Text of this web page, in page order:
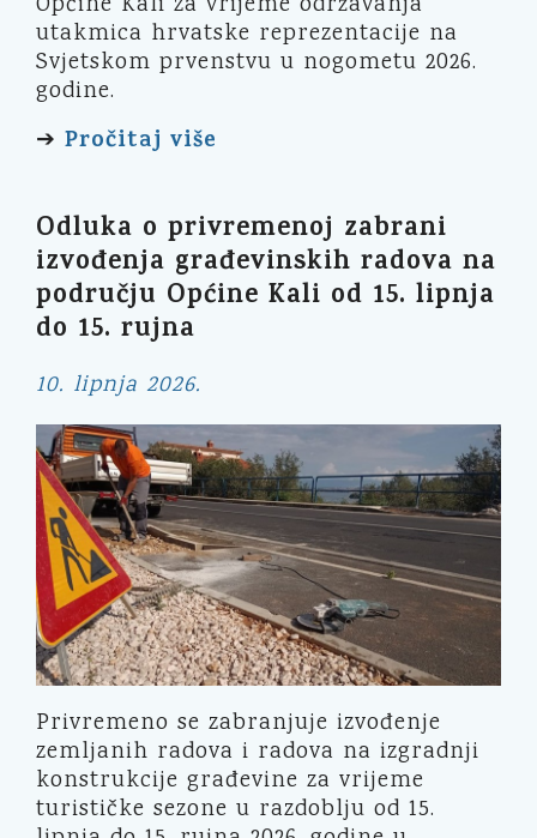
utakmica hrvatske reprezentacije na
Svjetskom prvenstvu u nogometu 2026.
godine.
➔ Pročitaj više
Odluka o privremenoj zabrani
izvođenja građevinskih radova na
području Općine Kali od 15. lipnja
do 15. rujna
10. lipnja 2026.
Privremeno se zabranjuje izvođenje
zemljanih radova i radova na izgradnji
konstrukcije građevine za vrijeme
turističke sezone u razdoblju od 15.